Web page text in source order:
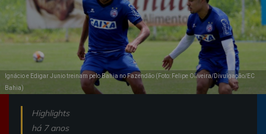
Ignácio e Edigar Junio treinam pelo Bahia no Fazendão (Foto: Felipe Oliveira/Divulgação/EC
Bahia)
Highlights
há 7 anos